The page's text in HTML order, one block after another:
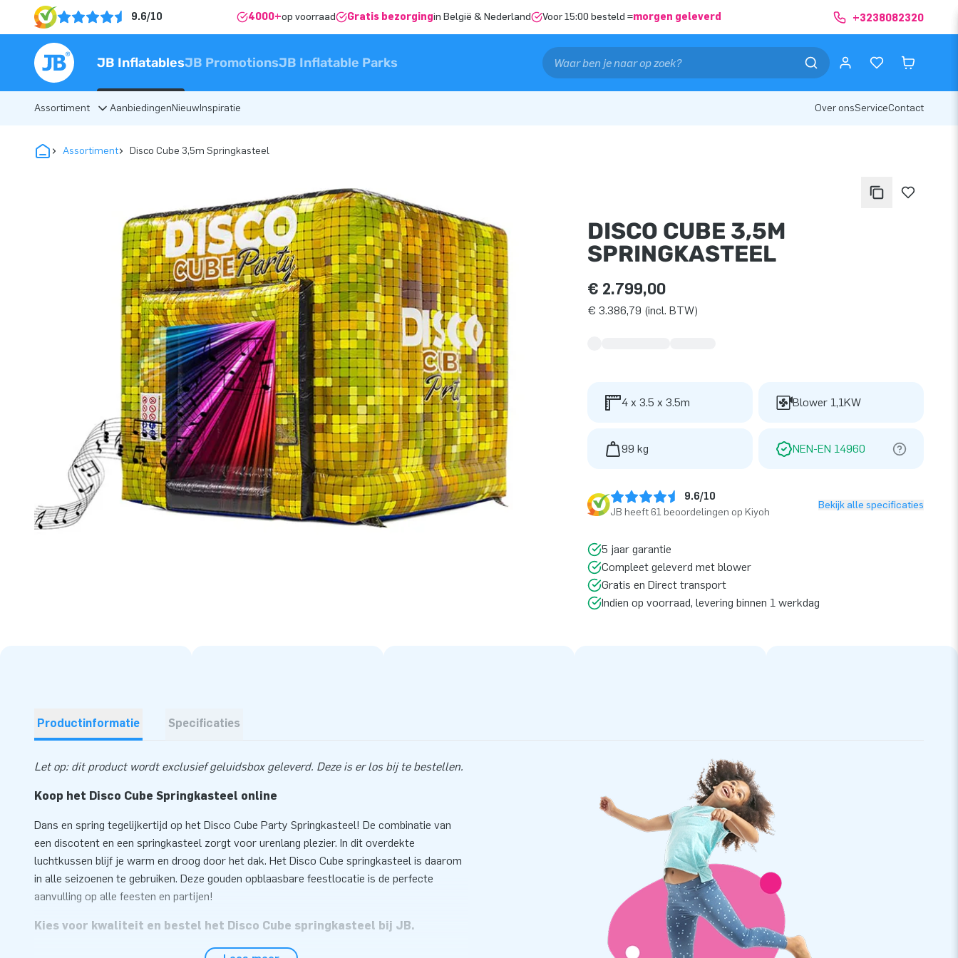
9.6/10 4000+op voorraad Gratis bezorgingin België & Nederland Voor 15:00 besteld =morgen geleverd +3238082320
JB InflatablesJB PromotionsJB Inflatable Parks
Assortiment AanbiedingenNieuwInspiratie Over onsServiceContact
Assortiment Disco Cube 3,5m Springkasteel
DISCO CUBE 3,5M
SPRINGKASTEEL
€ 2.799,00
€ 3.386,79 (incl. BTW)
4 x 3.5 x 3.5m Blower 1,1KW
99 kg NEN-EN 14960
9.6/10
JB heeft 61 beoordelingen op Kiyoh
Bekijk alle specificaties
5 jaar garantie
Compleet geleverd met blower
Gratis en Direct transport
Indien op voorraad, levering binnen 1 werkdag
Productinformatie Specificaties
Let op: dit product wordt exclusief geluidsbox geleverd. Deze is er los bij te bestellen.
Koop het Disco Cube Springkasteel online
Dans en spring tegelijkertijd op het Disco Cube Party Springkasteel! De combinatie van
een discotent en een springkasteel zorgt voor urenlang plezier. In dit overdekte
luchtkussen blijf je warm en droog door het dak. Het Disco Cube springkasteel is daarom
in alle seizoenen te gebruiken. Deze gouden opblaasbare feestlocatie is de perfecte
aanvulling op alle feesten en partijen!
Kies voor kwaliteit en bestel het Disco Cube springkasteel bij JB.
Springplezier is gegarandeerd, want er zit namelijk een opblaasbare bodem in dit